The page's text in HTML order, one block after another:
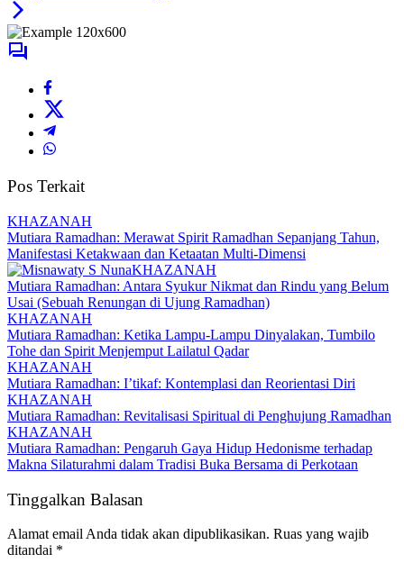
Pos Terkait
KHAZANAH
Mutiara Ramadhan: Merawat Spirit Ramadhan Sepanjang Tahun,
Manifestasi Ketakwaan dan Ketaatan Multi-Dimensi
KHAZANAH
Mutiara Ramadhan: Antara Syukur Nikmat dan Rindu yang Belum
Usai (Sebuah Renungan di Ujung Ramadhan)
KHAZANAH
Mutiara Ramadhan: Ketika Lampu-Lampu Dinyalakan, Tumbilo
Tohe dan Spirit Menjemput Lailatul Qadar
KHAZANAH
Mutiara Ramadhan: I’tikaf: Kontemplasi dan Reorientasi Diri
KHAZANAH
Mutiara Ramadhan: Revitalisasi Spiritual di Penghujung Ramadhan
KHAZANAH
Mutiara Ramadhan: Pengaruh Gaya Hidup Hedonisme terhadap
Makna Silaturahmi dalam Tradisi Buka Bersama di Perkotaan
Tinggalkan Balasan
Alamat email Anda tidak akan dipublikasikan. Ruas yang wajib
ditandai *